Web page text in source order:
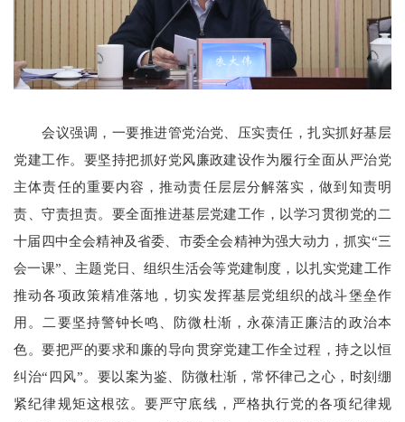
会议强调，一要推进管党治党、压实责任，扎实抓好基层
党建工作。要坚持把抓好党风廉政建设作为履行全面从严治党
主体责任的重要内容，推动责任层层分解落实，做到知责明
责、守责担责。要全面推进基层党建工作，以学习贯彻党的二
十届四中全会精神及省委、市委全会精神为强大动力，抓实“三
会一课”、主题党日、组织生活会等党建制度，以扎实党建工作
推动各项政策精准落地，切实发挥基层党组织的战斗堡垒作
用。二要坚持警钟长鸣、防微杜渐，永葆清正廉洁的政治本
色。要把严的要求和廉的导向贯穿党建工作全过程，持之以恒
纠治“四风”。要以案为鉴、防微杜渐，常怀律己之心，时刻绷
紧纪律规矩这根弦。要严守底线，严格执行党的各项纪律规